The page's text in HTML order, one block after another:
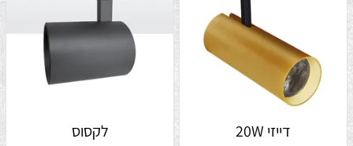
דייזי 20W לקסוס